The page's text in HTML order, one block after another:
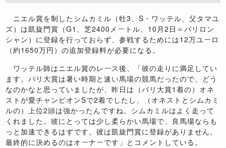
ニエル賞を制したシムカミル（牡3、S・ワッテル、父タマユ
ズ）は凱旋門賞（G1、芝2400メートル、10月2日＝パリロン
シャン）に登録を行っておらず、参戦するためには12万ユーロ
（約1650万円）の追加登録料が必要になる。
ワッテル師はニエル賞のレース後、「彼の走りに満足してい
ます。パリ大賞は暑い時期と速い馬場の競馬だったので、どう
なのかなと思っていましたが、昨日は（パリ大賞1着の）オネ
ストが愛チャンピオンSで2着でしたし、（オネストとシムカミ
ルの）上位2頭は強かったんですね。シムカミルはよく走って
くれました。彼にとっては少し柔らかい馬場で、良馬場ならも
っと加速できるはずです。彼は凱旋門賞に登録がありません。
最終的に決めるのはオーナーです」とコメントしている。